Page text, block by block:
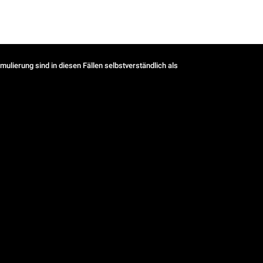
sind in diesen Fällen selbstverständlich als